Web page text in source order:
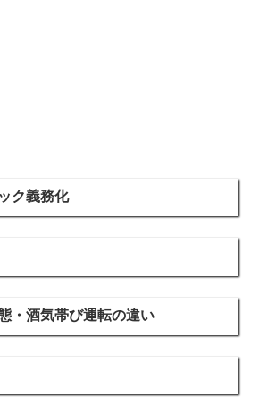
ク義務化
・酒気帯び運転の違い